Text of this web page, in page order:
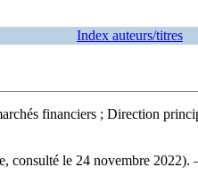
Index auteurs/titres
financiers ; Direction
consulté le 24 novembre